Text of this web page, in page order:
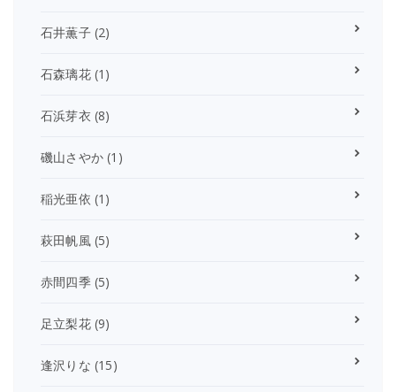
石井薫子(2)
石森璃花(1)
石浜芽衣 (8)
磯山さやか (1)
稲光亜依 (1)
萩田帆風(5)
赤間四季(5)
足立梨花(9)
逢沢りな (15)